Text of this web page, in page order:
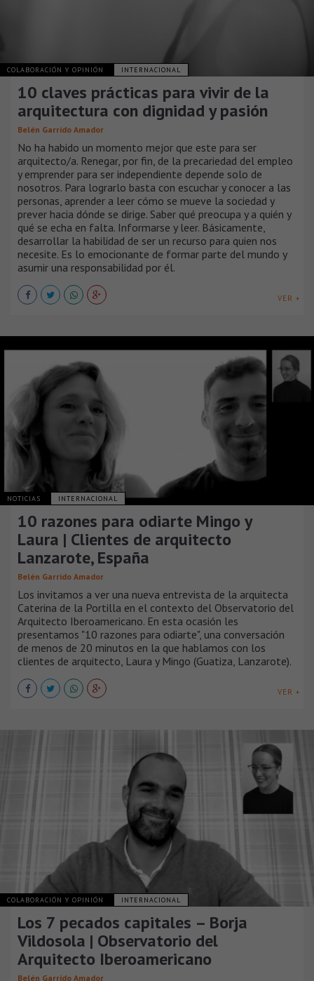
COLABORACIÓN Y OPINIÓN INTERNACIONAL
10 claves prácticas para vivir de la
arquitectura con dignidad y pasión
Belén Garrido Amador
No ha habido un momento mejor que este para ser
arquitecto/a. Renegar, por fin, de la precariedad del empleo
y emprender para ser independiente depende solo de
nosotros. Para lograrlo basta con escuchar y conocer a las
personas, aprender a leer cómo se mueve la sociedad y
prever hacia dónde se dirige. Saber qué preocupa y a quién y
qué se echa en falta. Informarse y leer. Básicamente,
desarrollar la habilidad de ser un recurso para quien nos
necesite. Es lo emocionante de formar parte del mundo y
asumir una responsabilidad por él.
VER +
NOTICIAS INTERNACIONAL
10 razones para odiarte Mingo y
Laura | Clientes de arquitecto
Lanzarote, España
Belén Garrido Amador
Los invitamos a ver una nueva entrevista de la arquitecta
Caterina de la Portilla en el contexto del Observatorio del
Arquitecto Iberoamericano. En esta ocasión les
presentamos "10 razones para odiarte", una conversación
de menos de 20 minutos en la que hablamos con los
clientes de arquitecto, Laura y Mingo (Guatiza, Lanzarote).
VER +
COLABORACIÓN Y OPINIÓN INTERNACIONAL
Los 7 pecados capitales – Borja
Vildosola | Observatorio del
Arquitecto Iberoamericano
Belén Garrido Amador